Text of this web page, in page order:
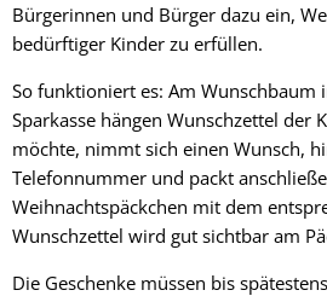
Bürgerinnen und Bürger dazu ein,
bedürftiger Kinder zu erfüllen.
So funktioniert es: Am Wunschbaum
Sparkasse hängen Wunschzettel der
möchte, nimmt sich einen Wunsch,
Telefonnummer und packt
Weihnachtspäckchen mit dem
Wunschzettel wird gut sichtbar am
Die Geschenke müssen bis